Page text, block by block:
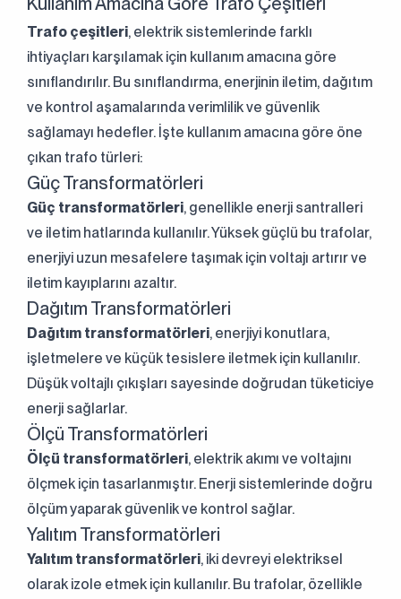
Sürekli Olarak
Mükemmel Mühendisliğe
Bizimle İletişime Geçin!
+90 (216) 514 80 69
Trafo çeşitleri, elektrik sistemlerinde farklı
ihtiyaçları karşılamak için kullanım amacına göre
sınıflandırılır. Bu sınıflandırma, enerjinin iletim, dağıtım
ve kontrol aşamalarında verimlilik ve güvenlik
sağlamayı hedefler. İşte kullanım amacına göre öne
çıkan trafo türleri:
Güç Transformatörleri
Güç transformatörleri, genellikle enerji santralleri
ve iletim hatlarında kullanılır. Yüksek güçlü bu trafolar,
enerjiyi uzun mesafelere taşımak için voltajı artırır ve
iletim kayıplarını azaltır.
Dağıtım Transformatörleri
Dağıtım transformatörleri, enerjiyi konutlara,
işletmelere ve küçük tesislere iletmek için kullanılır.
Düşük voltajlı çıkışları sayesinde doğrudan tüketiciye
enerji sağlarlar.
Ölçü Transformatörleri
Ölçü transformatörleri, elektrik akımı ve voltajını
ölçmek için tasarlanmıştır. Enerji sistemlerinde doğru
ölçüm yaparak güvenlik ve kontrol sağlar.
Yalıtım Transformatörleri
Yalıtım transformatörleri, iki devreyi elektriksel
olarak izole etmek için kullanılır. Bu trafolar, özellikle